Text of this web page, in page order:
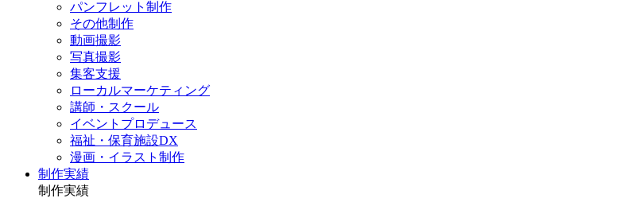
パンフレット制作
その他制作
動画撮影
写真撮影
集客支援
ローカルマーケティング
講師・スクール
イベントプロデュース
福祉・保育施設DX
漫画・イラスト制作
制作実績
制作実績